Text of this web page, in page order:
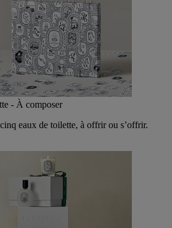
- À composer
eaux de toilette, à offrir ou s’offrir.